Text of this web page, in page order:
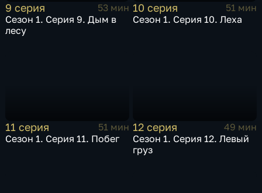
9 серия
53 мин
Сезон 1. Серия 9. Дым в
лесу
10 серия
51 мин
Сезон 1. Серия 10. Леха
11 серия
51 мин
Сезон 1. Серия 11. Побег
12 серия
49 мин
Сезон 1. Серия 12. Левый
груз